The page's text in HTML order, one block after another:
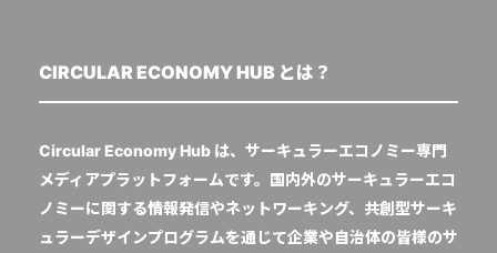
CIRCULAR ECONOMY HUB とは？
Circular Economy Hub は、サーキュラーエコノミー専門
メディアプラットフォームです。国内外のサーキュラーエコ
ノミーに関する情報発信やネットワーキング、共創型サーキ
ュラーデザインプログラムを通じて企業や自治体の皆様のサ